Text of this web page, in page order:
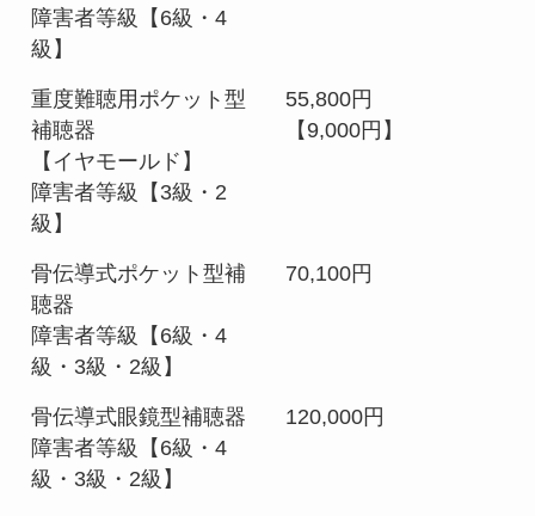
障害者等級【6級・4
級】
重度難聴用ポケット型
補聴器
【イヤモールド】
障害者等級【3級・2
級】
55,800円
【9,000円】
骨伝導式ポケット型補
聴器
障害者等級【6級・4
級・3級・2級】
70,100円
骨伝導式眼鏡型補聴器
障害者等級【6級・4
級・3級・2級】
120,000円